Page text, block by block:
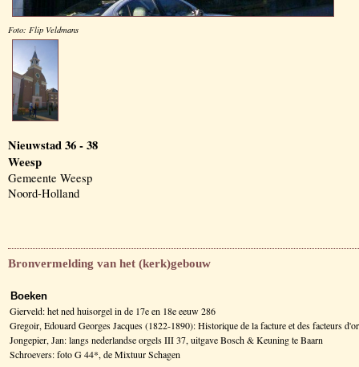
Foto: Flip Veldmans
Nieuwstad 36 - 38
Weesp
Gemeente Weesp
Noord-Holland
Bronvermelding van het (kerk)gebouw
Boeken
Gierveld: het ned huisorgel in de 17e en 18e eeuw 286
Gregoir, Edouard Georges Jacques (1822-1890): Historique de la facture et des facteurs
Jongepier, Jan: langs nederlandse orgels III 37, uitgave Bosch & Keuning te Baarn
Schroevers: foto G 44*, de Mixtuur Schagen